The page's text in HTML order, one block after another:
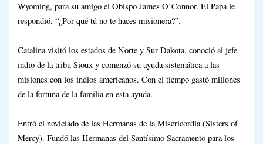
Wyoming, para su amigo el Obispo James O’Connor. El Papa le
respondió, “¿Por qué tú no te haces misionera?”.
Catalina visitó los estados de Norte y Sur Dakota, conoció al jefe
indio de la tribu Sioux y comenzó su ayuda sistemática a las
misiones con los indios americanos. Con el tiempo gastó millones
de la fortuna de la familia en esta ayuda.
Entró el noviciado de las Hermanas de la Misericordia (Sisters of
Mercy). Fundó las Hermanas del Santísimo Sacramento para los